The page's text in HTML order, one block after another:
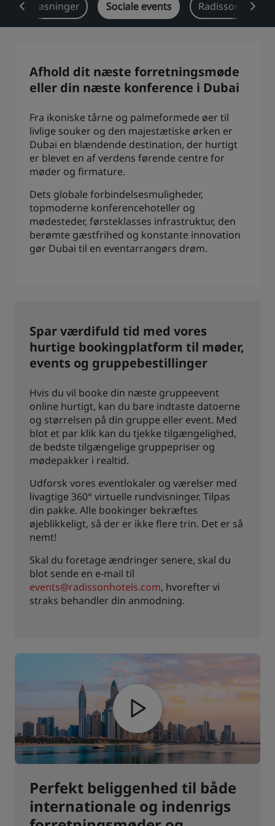
Park Plaza Park Inn by Radisson
Prize by Radisson Country Inn & Suites
Tilknyttede brands i Kina
Jin Jiang
Kunlun Golden Tulip
Besøg vores blog
Sociale events Radisson
Afhold dit næste forretningsmøde
eller din næste konference i Dubai
Fra ikoniske tårne og palmeformede øer til
livlige souker og den majestætiske ørken er
Dubai en blændende destination, der hurtigt
er blevet en af verdens førende centre for
møder og firmature.
Dets globale forbindelsesmuligheder,
topmoderne konferencehoteller og
mødesteder, førsteklasses infrastruktur, den
berømte gæstfrihed og konstante innovation
gør Dubai til en eventarrangørs drøm.
Spar værdifuld tid med vores
hurtige bookingplatform til møder,
events og gruppebestillinger
Hvis du vil booke din næste gruppeevent
online hurtigt, kan du bare indtaste datoerne
og størrelsen på din gruppe eller event. Med
blot et par klik kan du tjekke tilgængelighed,
de bedste tilgængelige gruppepriser og
mødepakker i realtid.
Udforsk vores eventlokaler og værelser med
livagtige 360° virtuelle rundvisninger. Tilpas
din pakke. Alle bookinger bekræftes
øjeblikkeligt, så der er ikke flere trin. Det er så
nemt!
Skal du foretage ændringer senere, skal du
blot sende en e-mail til
events@radissonhotels.com, hvorefter vi
straks behandler din anmodning.
Perfekt beliggenhed til både
internationale og indenrigs